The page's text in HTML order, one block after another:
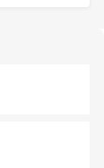
ないスポット